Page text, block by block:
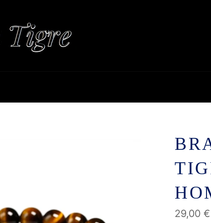
Prix
régulier
29,00 €